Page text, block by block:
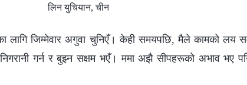
लिन युचियान, चीन
लागि जिम्मेवार अगुवा चुनिएँ। केही समयपछि, मैले कामको लय
गर्न र बुझ्न सक्षम भएँ। ममा अझै सीपहरूको अभाव भए